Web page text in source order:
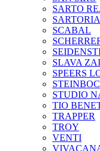
SARTO
SCABAL
SLAVA
SPEERS
STUDIO
TIO
TRAPPER
TROY
VENTI